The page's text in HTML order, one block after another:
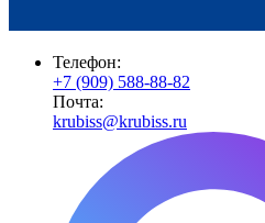
Телефон:
+7 (909) 588-88-82
Почта:
krubiss@krubiss.ru